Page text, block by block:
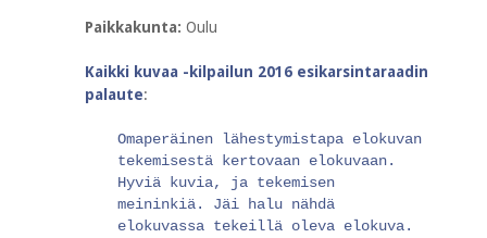
Paikkakunta: Oulu
Kaikki kuvaa -kilpailun 2016 esikarsintaraadin
palaute:
Omaperäinen lähestymistapa elokuvan
tekemisestä kertovaan elokuvaan.
Hyviä kuvia, ja tekemisen
meininkiä. Jäi halu nähdä
elokuvassa tekeillä oleva elokuva.